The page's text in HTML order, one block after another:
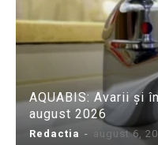
AQUABIS: Avarii și
august 2026
Redactia - august 6,